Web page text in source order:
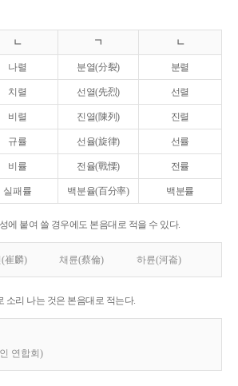
ㄴ ㄱ ㄴ
나렬 분열(分裂) 분렬
치렬 선열(先烈) 선렬
비렬 진열(陳列) 진렬
규률 선율(旋律) 선률
비률 전율(戰慄) 전률
실패률 백분율(百分率) 백분률
에 붙여 쓸 경우에도 본음대로 적을 수 있다.
崔麟) 채륜(蔡倫) 하륜(河崙)
소리 나는 것은 본음대로 적는다.
연합회)